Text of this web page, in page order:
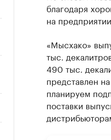
благодаря
на
«Мысхако»
тыс.
490 тыс.
представлен
планируем
поставки